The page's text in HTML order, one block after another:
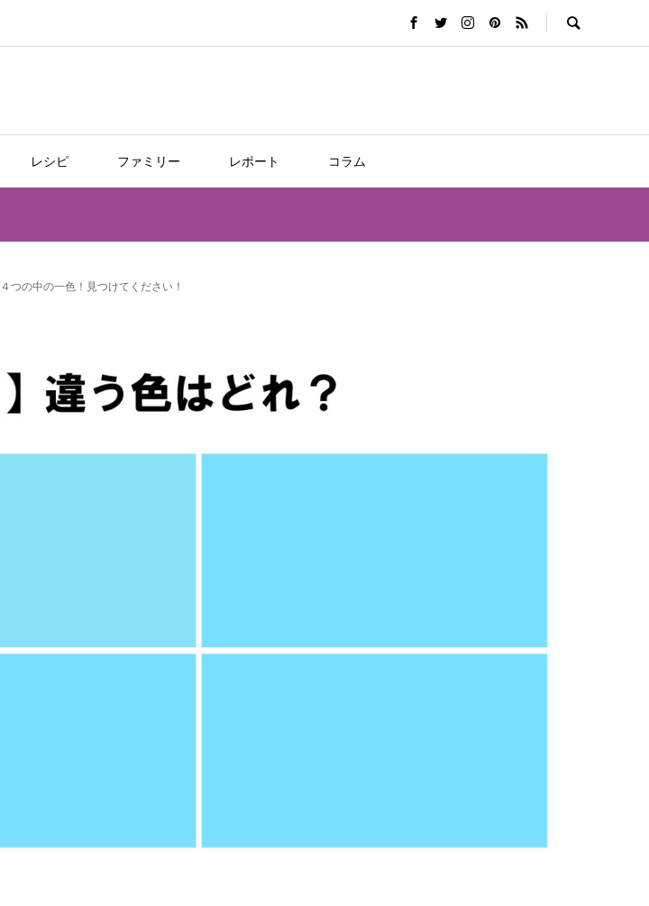
レシピ ファミリー レポート コラム
つの中の一色！見つけてください！